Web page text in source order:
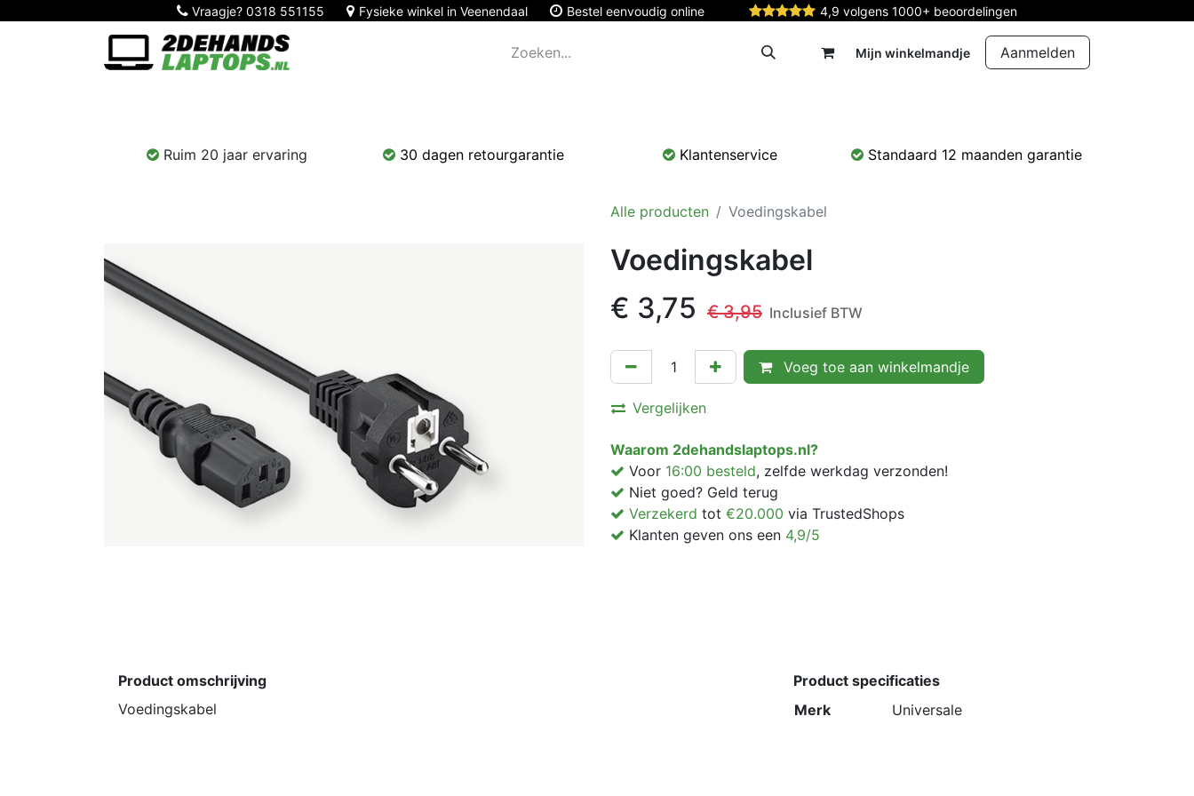
Vraagje? 0318 551155 Fysieke winkel in Veenendaal Bestel eenvoudig online 4,9 volgens 1000+ beoordelingen
Mijn winkelmandje Aanmelden
Ruim 20 jaar ervaring 30 dagen retourgarantie Klantenservice Standaard 12 maanden garantie
Alle producten Voedingskabel
Voedingskabel
€ 3,75 €3,95 Inclusief BTW
Voeg toe aan winkelmandje
Vergelijken
Waarom 2dehandslaptops.nl?
Voor 16:00 besteld, zelfde werkdag verzonden!
Niet goed? Geld terug
Verzekerd tot €20.000 via TrustedShops
Klanten geven ons een 4,9/5
Product omschrijving
Voedingskabel
Product specificaties
Merk
Universale